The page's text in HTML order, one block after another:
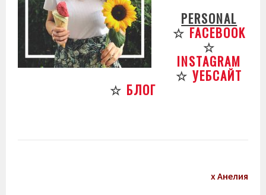
PERSONAL
☆ FACEBOOK
☆
INSTAGRAM
☆УЕБСАЙТ
☆ БЛОГ
х Анелия